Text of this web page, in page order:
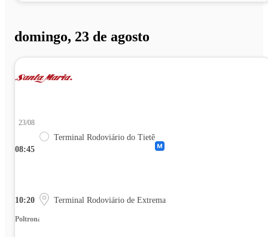
domingo, 23 de agosto
08:45
23/08
Terminal Rodoviário do Tietê
10:20 Terminal Rodoviário de Extrema
Poltrona